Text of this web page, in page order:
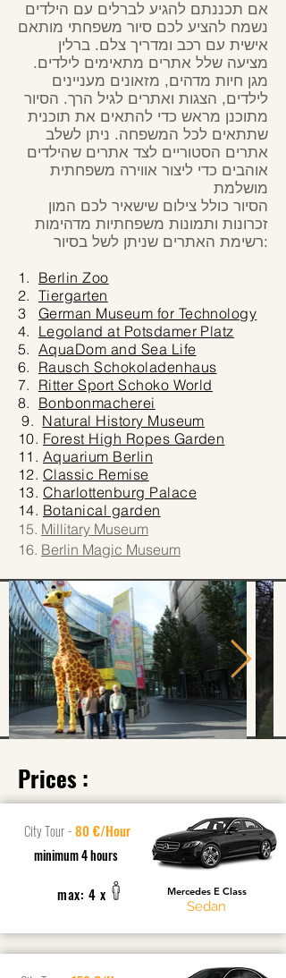
אם תכננתם להגיע לברלים עם הילדים
נשמח להציע לכם סיור משפחתי מותאם
אישית עם רכב ומדריך צלם. ברלין
מציעה שלל אתרים מתאימים לילדים.
מגן חיות מדהים, מזאונים מעניינים
לילדים, הצגות ואתרים לגיל הרך. הסיור
מתוכנן מראש כדי להתאים את תוכנית
שתתאים לכל המשפחה. ניתן לשלב
אתרים הסטוריים לצד אתרים שהילדים
אוהבים כדי ליצור אווירה משפחתית
מושלמת
הסיור כולל צילום שישאיר לכם המון
זכרונות ותמונות משפחתיות מדהימות
רשימת האתרים שניתן לשל בסיור:
1. Berlin Zoo
2. Tiergarten
3 German Museum for Technology
4. Legoland at Potsdamer Platz
5. AquaDom and Sea Life
6. Rausch Schokoladenhaus
7. Ritter Sport Schoko World
8. Bonbonmacherei
9. Natural History Museum
10. Forest High Ropes Garden
11. Aquarium Berlin
12. Classic Remise
13. Charlottenburg Palace
14. Botanical garden
15. Millitary Museum
16. Berlin Magic Museum
Prices :
City Tour-80 €/Hour
minimum 4 hours
Mercedes E Class
max: 4 x
Sedan